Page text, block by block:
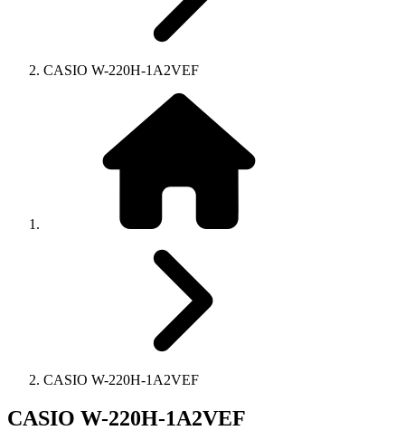
CASIO W-220H-1A2VEF
CASIO W-220H-1A2VEF
CASIO W-220H-1A2VEF